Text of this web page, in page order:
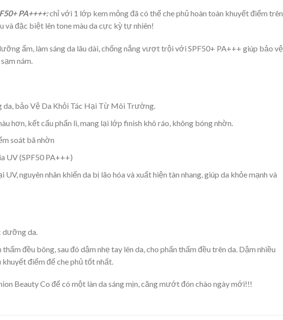
PA++++:chỉ với 1 lớp kem mỏng đã có thể che phủ hoàn toàn khuyết điểm trên
và đặc biệt lên tone màu da cực kỳ tự nhiên!
ẩm, làm sáng da lâu dài, chống nắng vượt trội với SPF50+ PA+++ giúp bảo vệ
nám.
da, bảo Vệ Da Khỏi Tác Hại Từ Môi Trường.
hơn, kết cấu phấn lì, mang lại lớp finish khô ráo, không bóng nhờn.
soát bã nhờn
UV (SPF50 PA+++)
nguyên nhân khiến da bị lão hóa và xuất hiện tàn nhang, giúp da khỏe mạnh và
dưỡng da.
đều bông, sau đó dậm nhẹ tay lên da, cho phấn thấm đều trên da. Dậm nhiều
điểm để che phủ tốt nhất.
Beauty Co để có một làn da sáng mịn, căng mướt đón chào ngày mới!!!